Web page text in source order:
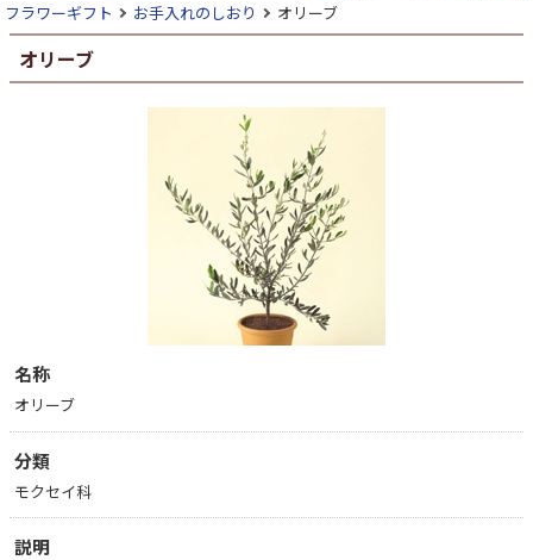
フラワーギフト お手入れのしおり オリーブ
オリーブ
名称
オリーブ
分類
モクセイ科
説明